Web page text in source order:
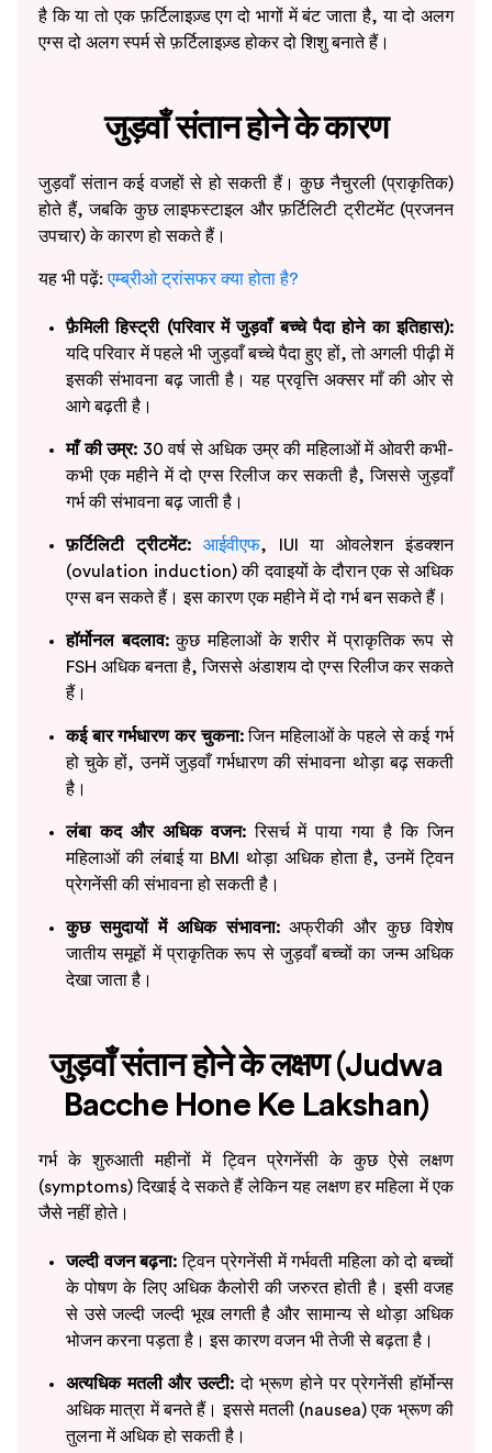
है कि या तो एक फ़र्टिलाइज़्ड एग दो भागों में बंट जाता है, या दो अलग
एग्स दो अलग स्पर्म से फ़र्टिलाइज़्ड होकर दो शिशु बनाते हैं।
जुड़वाँ संतान होने के कारण
जुड़वाँ संतान कई वजहों से हो सकती हैं। कुछ नैचुरली (प्राकृतिक)
होते हैं, जबकि कुछ लाइफस्टाइल और फ़र्टिलिटी ट्रीटमेंट (प्रजनन
उपचार) के कारण हो सकते हैं।
यह भी पढ़ें:एम्ब्रीओ ट्रांसफर क्या होता है?
फ़ैमिली हिस्ट्री (परिवार में जुड़वाँ बच्चे पैदा होने का इतिहास):
यदि परिवार में पहले भी जुड़वाँ बच्चे पैदा हुए हों, तो अगली पीढ़ी में
इसकी संभावना बढ़ जाती है। यह प्रवृत्ति अक्सर माँ की ओर से
आगे बढ़ती है।
माँ की उम्र: 30 वर्ष से अधिक उम्र की महिलाओं में ओवरी कभी-
कभी एक महीने में दो एग्स रिलीज कर सकती है, जिससे जुड़वाँ
गर्भ की संभावना बढ़ जाती है।
फ़र्टिलिटी ट्रीटमेंट: आईवीएफ, IUI या ओवलेशन इंडक्शन
(ovulation induction) की दवाइयों के दौरान एक से अधिक
एग्स बन सकते हैं। इस कारण एक महीने में दो गर्भ बन सकते हैं।
हॉर्मोनल बदलाव:कुछ महिलाओं के शरीर में प्राकृतिक रूप से
FSH अधिक बनता है, जिससे अंडाशय दो एग्स रिलीज कर सकते
हैं।
कई बार गर्भधारण कर चुकना:जिन महिलाओं के पहले से कई गर्भ
हो चुके हों, उनमें जुड़वाँ गर्भधारण की संभावना थोड़ा बढ़ सकती
है।
लंबा कद और अधिक वजन:रिसर्च में पाया गया है कि जिन
महिलाओं की लंबाई या BMI थोड़ा अधिक होता है, उनमें ट्विन
प्रेगनेंसी की संभावना हो सकती है।
कुछ समुदायों में अधिक संभावना:अफ्रीकी और कुछ विशेष
जातीय समूहों में प्राकृतिक रूप से जुड़वाँ बच्चों का जन्म अधिक
देखा जाता है।
जुड़वाँ संतान होने के लक्षण (Judwa
Bacche Hone Ke Lakshan)
गर्भ के शुरुआती महीनों में ट्विन प्रेगनेंसी के कुछ ऐसे लक्षण
(symptoms) दिखाई दे सकते हैं लेकिन यह लक्षण हर महिला में एक
जैसे नहीं होते।
जल्दी वजन बढ़ना: ट्विन प्रेगनेंसी में गर्भवती महिला को दो बच्चों
के पोषण के लिए अधिक कैलोरी की जरुरत होती है। इसी वजह
से उसे जल्दी जल्दी भूख लगती है और सामान्य से थोड़ा अधिक
भोजन करना पड़ता है। इस कारण वजन भी तेजी से बढ़ता है।
अत्यधिक मतली और उल्टी: दो भ्रूण होने पर प्रेगनेंसी हॉर्मोन्स
अधिक मात्रा में बनते हैं। इससे मतली (nausea) एक भ्रूण की
तुलना में अधिक हो सकती है।